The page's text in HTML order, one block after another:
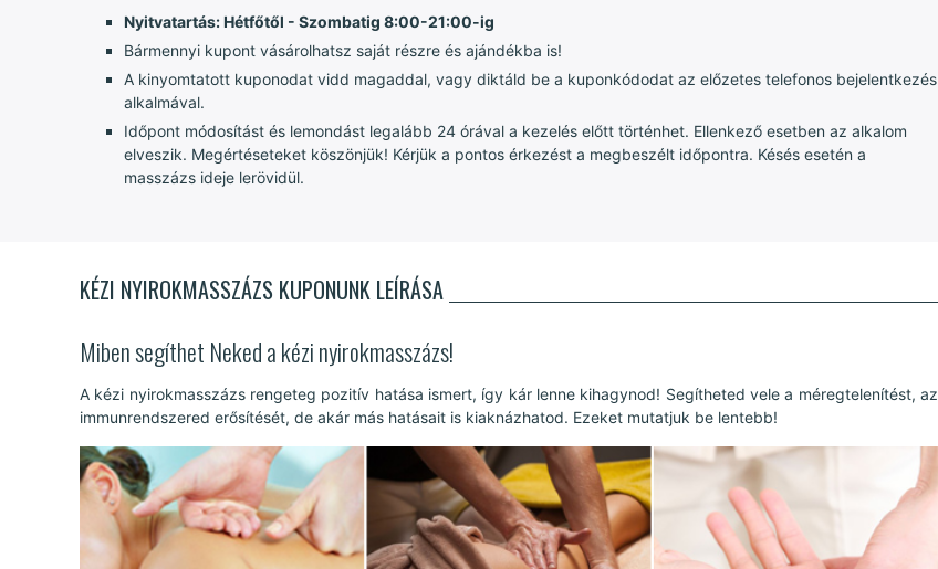
Nyitvatartás: Hétfőtől - Szombatig 8:00-21:00-ig
Bármennyi kupont vásárolhatsz saját részre és ajándékba is!
A kinyomtatott kuponodat vidd magaddal, vagy diktáld be a kuponkódodat az előzetes telefonos bejelentkezés
alkalmával.
Időpont módosítást és lemondást legalább 24 órával a kezelés előtt történhet. Ellenkező esetben az alkalom
elveszik. Megértéseteket köszönjük! Kérjük a pontos érkezést a megbeszélt időpontra. Késés esetén a
masszázs ideje lerövidül.
KÉZI NYIROKMASSZÁZS KUPONUNK LEÍRÁSA
Miben segíthet Neked a kézi nyirokmasszázs!
A kézi nyirokmasszázs rengeteg pozitív hatása ismert, így kár lenne kihagynod! Segítheted vele a méregtelenítést, az
immunrendszered erősítését, de akár más hatásait is kiaknázhatod. Ezeket mutatjuk be lentebb!